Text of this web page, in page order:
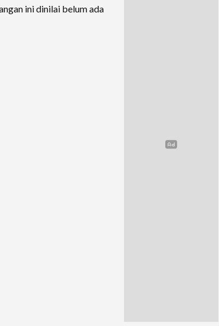
ini dinilai belum ada